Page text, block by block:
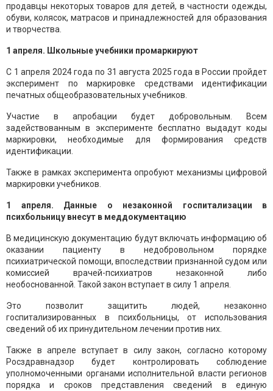
продавцы некоторых товаров для детей, в частности одежды,
обуви, колясок, матрасов и принадлежностей для образования
и творчества.
1 апреля. Школьные учебники промаркируют
С 1 апреля 2024 года по 31 августа 2025 года в России пройдет
эксперимент по маркировке средствами идентификации
печатных общеобразовательных учебников.
Участие в апробации будет добровольным. Всем
задействованным в эксперименте бесплатно выдадут коды
маркировки, необходимые для формирования средств
идентификации.
Также в рамках эксперимента опробуют механизмы цифровой
маркировки учебников.
1 апреля. Данные о незаконной госпитализации в
психбольницу внесут в меддокументацию
В медицинскую документацию будут включать информацию об
оказании пациенту в недобровольном порядке
психиатрической помощи, впоследствии признанной судом или
комиссией врачей-психиатров незаконной либо
необоснованной. Такой закон вступает в силу 1 апреля.
Это позволит защитить людей, незаконно
госпитализированных в психбольницы, от использования
сведений об их принудительном лечении против них.
Также в апреле вступает в силу закон, согласно которому
Росздравнадзор будет контролировать соблюдение
уполномоченными органами исполнительной власти регионов
порядка и сроков представления сведений в единую